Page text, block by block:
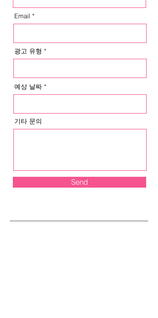
Email
광고 유형
예상 날짜
기타 문의
Send